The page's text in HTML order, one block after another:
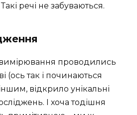
речі не забуваються.
вимірювання проводились
(ось так і починаються
відкрило унікальні
І хоча тодішня